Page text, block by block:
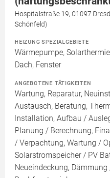
Hospitalstraße 19, 01097
Schönfeld)
HEIZUNG SPEZIALGEBIETE
Wärmepumpe,
Dach, Fenster
ANGEBOTENE TÄTIGKEITEN
Wartung, Reparatur,
Austausch, Beratung,
Installation, Aufbau /
Planung / Berechnung,
/ Verpachtung, Wartung /
Solarstromspeicher / PV
Neueindeckung, Dämmung